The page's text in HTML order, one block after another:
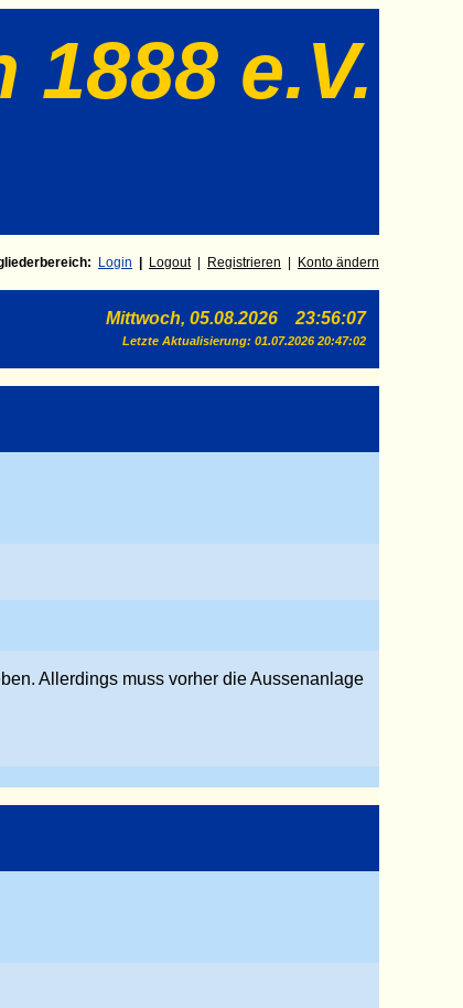
e.V.
Login Logout Registrieren Konto ändern
Mittwoch, 05.08.2026 23:56:07
Letzte Aktualisierung: 01.07.2026 20:47:02
Allerdings muss vorher die Aussenanlage